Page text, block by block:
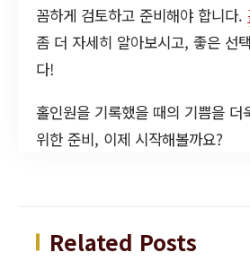
꼼하게 검토하고 준비해야 합니다.
좀 더 자세히 알아보시고, 좋은 선
다!
홀인원을 기록했을 때의 기쁨을 더
위한 준비, 이제 시작해볼까요?
Related Posts